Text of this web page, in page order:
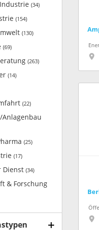
(34)
(154)
(130)
(69)
(263)
(14)
(22)
(25)
(17)
Dienst (34)
& Forschung